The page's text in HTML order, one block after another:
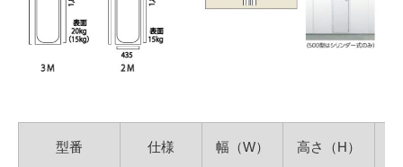
型番 仕様
幅（W）
高さ（H）